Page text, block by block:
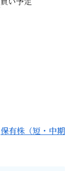
保有株（短・中期